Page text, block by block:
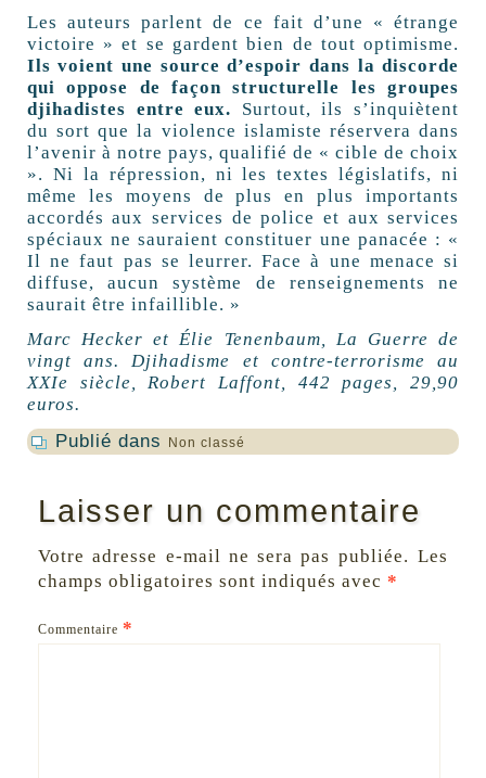
Les auteurs parlent de ce fait d’une « étrange
victoire » et se gardent bien de tout optimisme.
Ils voient une source d’espoir dans la discorde
qui oppose de façon structurelle les groupes
djihadistes entre eux. Surtout, ils s’inquiètent
du sort que la violence islamiste réservera dans
l’avenir à notre pays, qualifié de « cible de choix
». Ni la répression, ni les textes législatifs, ni
même les moyens de plus en plus importants
accordés aux services de police et aux services
spéciaux ne sauraient constituer une panacée : «
Il ne faut pas se leurrer. Face à une menace si
diffuse, aucun système de renseignements ne
saurait être infaillible. »
Marc Hecker et Élie Tenenbaum, La Guerre de
vingt ans. Djihadisme et contre-terrorisme au
XXIe siècle, Robert Laffont, 442 pages, 29,90
euros.
Publié dans
Non classé
Laisser un commentaire
Votre adresse e-mail ne sera pas publiée. Les
champs obligatoires sont indiqués avec *
Commentaire *